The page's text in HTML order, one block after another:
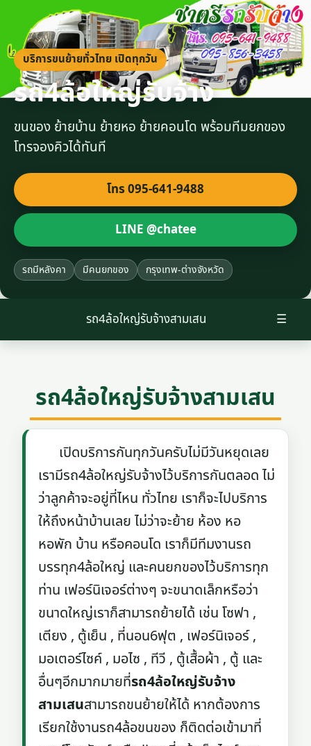
บริการขนย้ายทั่วไทย เปิดทุกวัน
รถ4ล้อใหญ่รับจ้าง
ขนของ ย้ายบ้าน ย้ายหอ ย้ายคอนโด พร้อมทีมยกของ
โทรจองคิวได้ทันที
โทร 095-641-9488
LINE @chatee
รถมีหลังคา มีคนยกของ กรุงเทพ-ต่างจังหวัด
☰
รถ4ล้อใหญ่รับจ้างสามเสน
รถ4ล้อใหญ่รับจ้างสามเสน
เปิดบริการกันทุกวันครับไม่มีวันหยุดเลย
เรามีรถ4ล้อใหญ่รับจ้างไว้บริการกันตลอด ไม่
ว่าลูกค้าจะอยู่ที่ไหน ทั่วไทย เราก็จะไปบริการ
ให้ถึงหน้าบ้านเลย ไม่ว่าจะย้าย ห้อง หอ
หอพัก บ้าน หรือคอนโด เราก็มีทีมงานรถ
บรรทุก4ล้อใหญ่ และคนยกของไว้บริการทุก
ท่าน เฟอร์นิเจอร์ต่างๆ จะขนาดเล็กหรือว่า
ขนาดใหญ่เราก็สามารถย้ายได้ เช่น โซฟา ,
เตียง , ตู้เย็น , ที่นอน6ฟุต , เฟอร์นิเจอร์ ,
มอเตอร์ไซค์ , มอไซ , ทีวี , ตู้เสื้อผ้า , ตู้ และ
อื่นๆอีกมากมายที่รถ4ล้อใหญ่รับจ้าง
สามเสนสามารถขนย้ายให้ได้ หากต้องการ
เรียกใช้งานรถ4ล้อขนของ ก็ติดต่อเข้ามาที่